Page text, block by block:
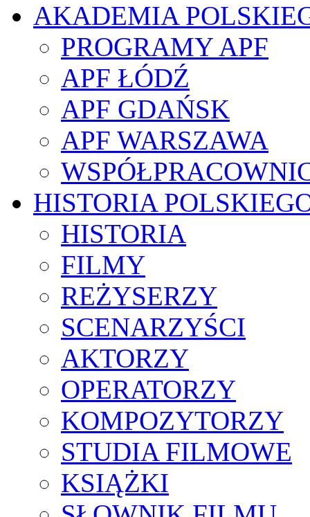
AKADEMIA
PROGRAMY APF
APF ŁÓDŹ
APF GDAŃSK
APF WARSZAWA
HISTORIA
HISTORIA
FILMY
REŻYSERZY
SCENARZYŚCI
AKTORZY
OPERATORZY
KOMPOZYTORZY
STUDIA FILMOWE
KSIĄŻKI